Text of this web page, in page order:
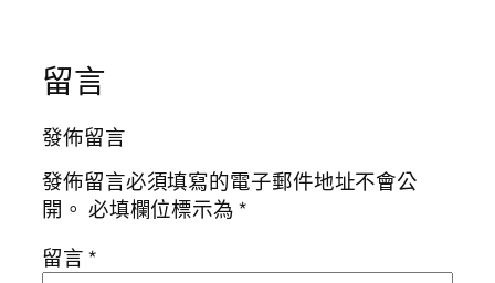
留言
發佈留言
發佈留言必須填寫的電子郵件地址不會公
開。 必填欄位標示為*
留言*